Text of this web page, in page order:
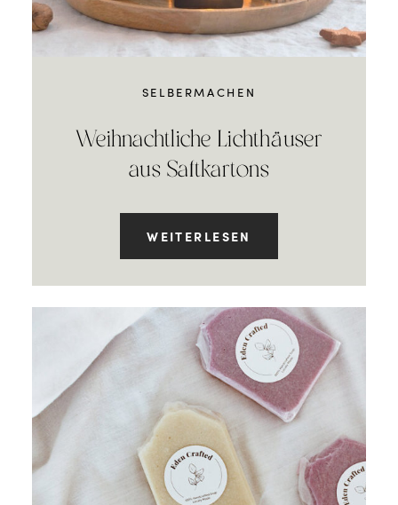
SELBERMACHEN
Weihnachtliche Lichthäuser
aus Saftkartons
WEITERLESEN